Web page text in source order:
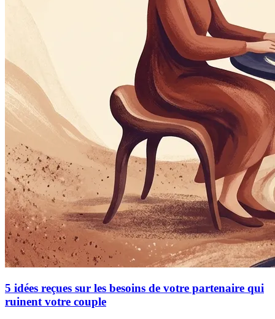
5 idées reçues sur les besoins de votre partenaire qui
ruinent votre couple